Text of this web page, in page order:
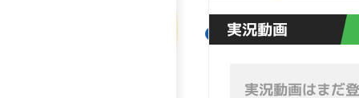
実況動画
実況動画はまだ